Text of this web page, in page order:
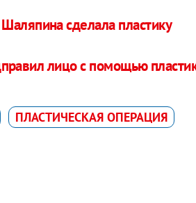
сделала пластику
лицо с помощью
ПЛАСТИЧЕСКАЯ ОПЕРАЦИЯ